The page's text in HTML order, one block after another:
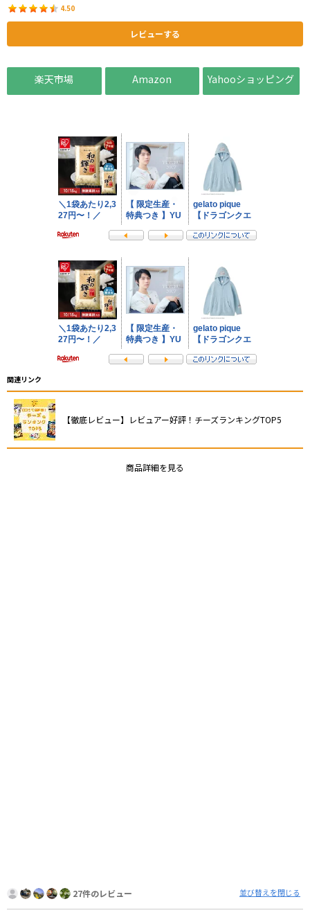
4.50
レビューする
楽天市場 Amazon Yahooショッピング
関連リンク
【徹底レビュー】レビュアー好評！チーズランキングTOP5
商品詳細を見る
27件のレビュー 並び替えを閉じる